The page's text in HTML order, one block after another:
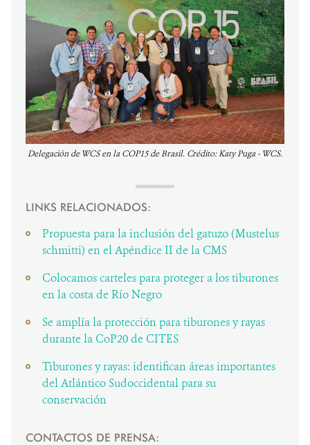
Delegación de WCS en la COP15 de Brasil. Crédito: Katy Puga - WCS.
LINKS RELACIONADOS:
Propuesta para la inclusión del gatuzo (Mustelus
schmitti) en el Apéndice II de la CMS
Colocamos carteles para proteger a los tiburones
en la costa de Río Negro
Se amplía la protección para tiburones y rayas
durante la CoP20 de CITES
Tiburones y rayas: identifican áreas importantes
del Atlántico Sudoccidental para su
conservación
CONTACTOS DE PRENSA: